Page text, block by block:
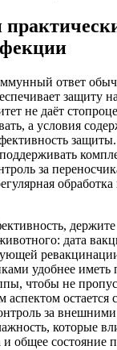
ответ
защиту
не даёт
а условия
за
держите
дата
удобнее иметь
чтобы не
остается
за
которые
общее состояние